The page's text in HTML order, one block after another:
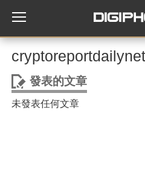
發表的文章
未發表任何文章